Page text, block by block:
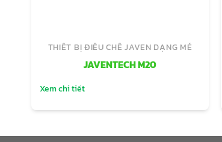
THIẾT BỊ ĐIỀU CHẾ JAVEN DẠNG MẺ
JAVENTECH M20
Xem chi tiết